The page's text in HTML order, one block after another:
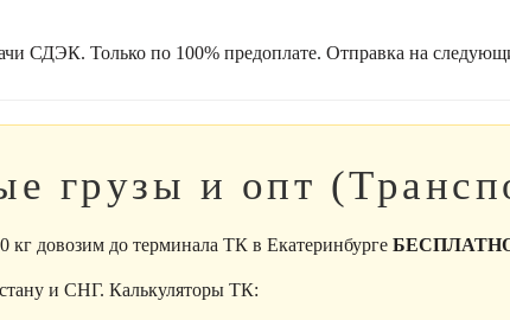
СДЭК. Только по 100% предоплате. Отправка на
грузы и опт
кг довозим до терминала ТК в Екатеринбурге
и СНГ. Калькуляторы ТК: